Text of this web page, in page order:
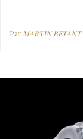
ParMARTIN BETANT